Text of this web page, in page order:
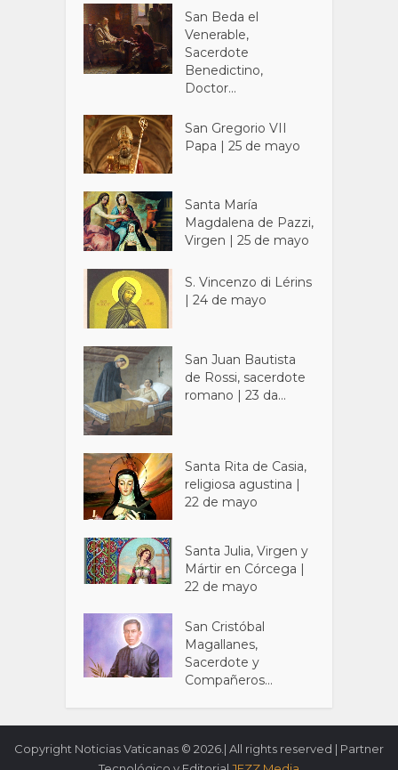
San Beda el
Venerable,
Sacerdote
Benedictino,
Doctor...
San Gregorio VII
Papa | 25 de mayo
Santa María
Magdalena de Pazzi,
Virgen | 25 de mayo
S. Vincenzo di Lérins
| 24 de mayo
San Juan Bautista
de Rossi, sacerdote
romano | 23 da...
Santa Rita de Casia,
religiosa agustina |
22 de mayo
Santa Julia, Virgen y
Mártir en Córcega |
22 de mayo
San Cristóbal
Magallanes,
Sacerdote y
Compañeros...
Copyright Noticias Vaticanas © 2026.| All rights reserved | Partner